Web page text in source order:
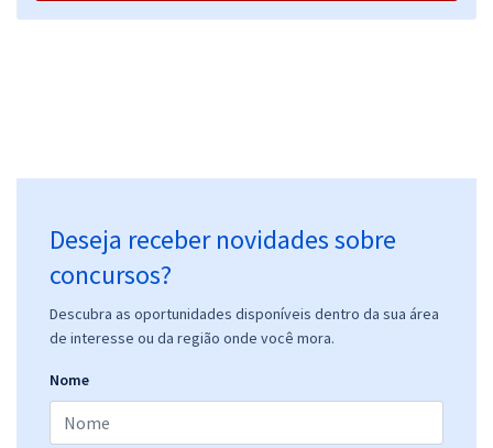
Deseja receber novidades sobre
concursos?
Descubra as oportunidades disponíveis dentro da sua área
de interesse ou da região onde você mora.
Nome